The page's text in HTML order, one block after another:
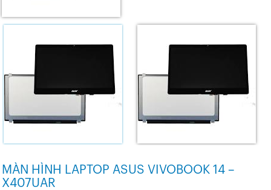
MÀN HÌNH LAPTOP ASUS VIVOBOOK 14 –
X407UAR